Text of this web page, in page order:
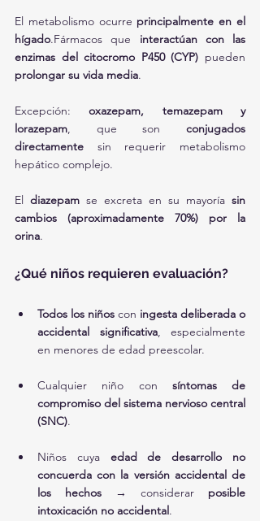
El metabolismo ocurre principalmente en el
hígado.Fármacos que interactúan con las
enzimas del citocromo P450 (CYP)
prolongar su vida media.
Excepción: oxazepam, temazepam y
lorazepam, que son conjugados
directamente sin requerir metabolismo
hepático complejo.
El diazepam se excreta en su mayoría sin
cambios (aproximadamente 70%) por la
orina.
¿Qué niños requieren evaluación?
Todos los niños con ingesta deliberada o
accidental significativa, especialmente
en menores de edad preescolar.
Cualquier niño con síntomas de
compromiso del sistema nervioso central
(SNC).
Niños cuya edad de desarrollo no
concuerda con la versión accidental de
los hechos → considerar posible
intoxicación no accidental.